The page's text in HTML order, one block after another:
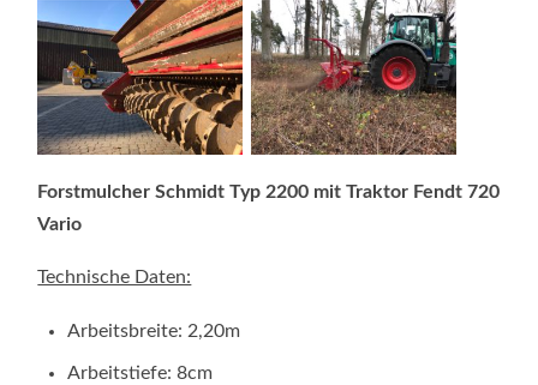
Forstmulcher Schmidt Typ 2200 mit Traktor Fendt 720
Vario
Technische Daten:
Arbeitsbreite: 2,20m
Arbeitstiefe: 8cm